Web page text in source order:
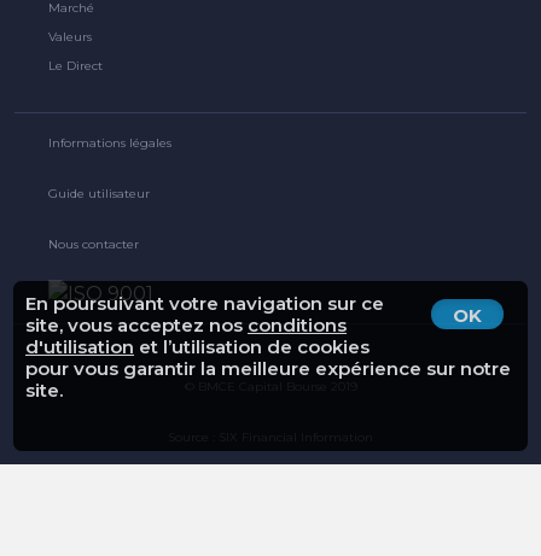
OK
En poursuivant votre navigation sur ce
site, vous acceptez nos conditions
d'utilisation et l’utilisation de cookies
pour vous garantir la meilleure expérience sur notre
site.
Marché
Valeurs
Le Direct
Informations légales
Guide utilisateur
Nous contacter